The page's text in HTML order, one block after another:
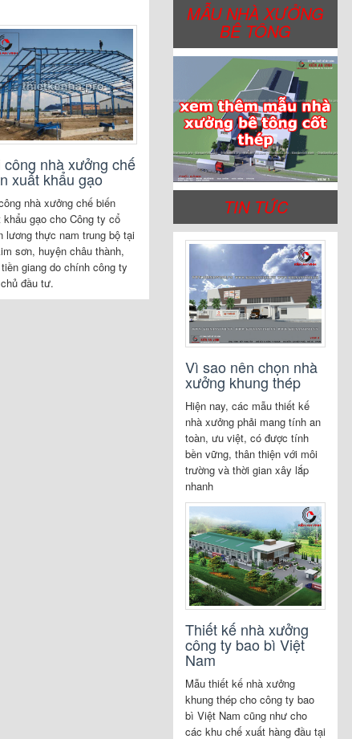
công nhà xưởng chế
xuất khẩu gạo
nhà xưởng chế biến
khẩu gạo cho Công ty cổ
lương thực nam trung bộ tại
sơn, huyện châu thành,
giang do chính công ty
đầu tư.
MẪU NHÀ XƯỞNG
BÊ TÔNG
TIN TỨC
Vì sao nên chọn nhà
xưởng khung thép
Hiện nay, các mẫu thiết kế
nhà xưởng phải mang tính an
toàn, ưu việt, có được tính
bền vững, thân thiện với môi
trường và thời gian xây lắp
nhanh
Thiết kế nhà xưởng
công ty bao bì Việt
Nam
Mẫu thiết kế nhà xưởng
khung thép cho công ty bao
bì Việt Nam cũng như cho
các khu chế xuất hàng đầu tại